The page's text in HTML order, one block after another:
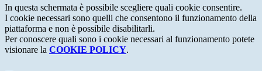
In questa schermata è possibile scegliere quali cookie consentire.
I cookie necessari sono quelli che consentono il funzionamento della
piattaforma e non è possibile disabilitarli.
Per conoscere quali sono i cookie necessari al funzionamento potete
visionare la COOKIE POLICY.